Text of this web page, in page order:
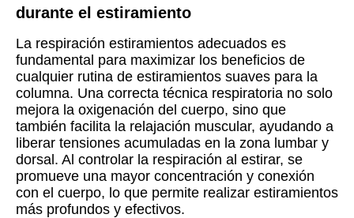
durante el estiramiento
La respiración estiramientos adecuados es
fundamental para maximizar los beneficios de
cualquier rutina de estiramientos suaves para la
columna. Una correcta técnica respiratoria no solo
mejora la oxigenación del cuerpo, sino que
también facilita la relajación muscular, ayudando a
liberar tensiones acumuladas en la zona lumbar y
dorsal. Al controlar la respiración al estirar, se
promueve una mayor concentración y conexión
con el cuerpo, lo que permite realizar estiramientos
más profundos y efectivos.